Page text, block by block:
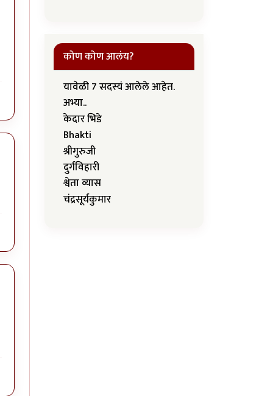
कोण कोण आलंय?
यावेळी 7 सदस्यं आलेले आहेत.
अभ्या..
केदार भिडे
Bhakti
श्रीगुरुजी
दुर्गविहारी
श्वेता व्यास
चंद्रसूर्यकुमार